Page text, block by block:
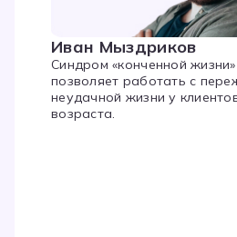
Иван Мыздриков
Синдром «конченной
позволяет работать с
неудачной жизни у
возраста.